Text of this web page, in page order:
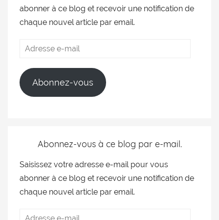
abonner à ce blog et recevoir une notification de
chaque nouvel article par email.
Abonnez-vous
Abonnez-vous à ce blog par e-mail.
Saisissez votre adresse e-mail pour vous
abonner à ce blog et recevoir une notification de
chaque nouvel article par email.